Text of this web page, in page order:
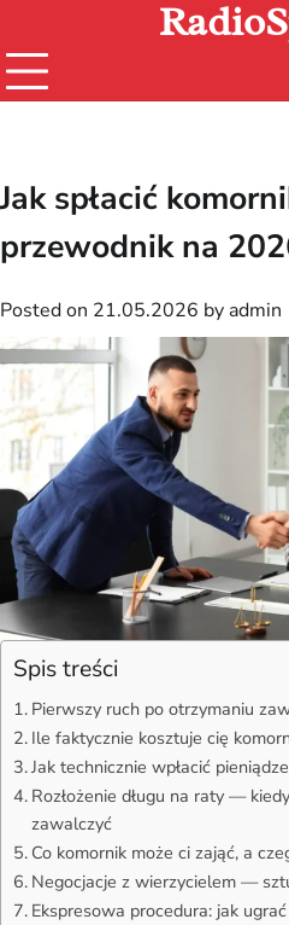
content
Jak spłacić
przewodnik na
Posted on 21.05.2026 by admin
Spis treści
Pierwszy ruch po otrzymaniu
Ile faktycznie kosztuje cię
Jak technicznie wpłacić
Rozłożenie długu na raty —
zawalczyć
Co komornik może ci zająć, a
Negocjacje z wierzycielem —
Ekspresowa procedura: jak